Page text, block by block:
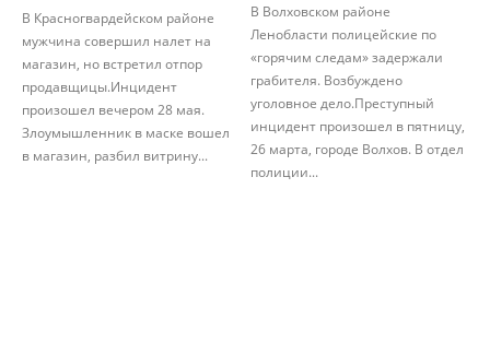
В Красногвардейском районе
мужчина совершил налет на
магазин, но встретил отпор
продавщицы.Инцидент
произошел вечером 28 мая.
Злоумышленник в маске вошел
в магазин, разбил витрину...
В Волховском районе
Ленобласти полицейские по
«горячим следам» задержали
грабителя. Возбуждено
уголовное дело.Преступный
инцидент произошел в пятницу,
26 марта, городе Волхов. В отдел
полиции...